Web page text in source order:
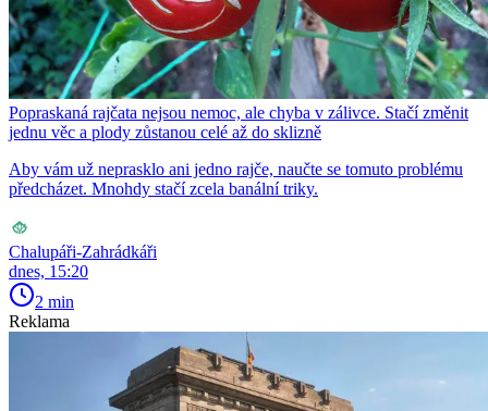
Popraskaná rajčata nejsou nemoc, ale chyba v zálivce. Stačí změnit
jednu věc a plody zůstanou celé až do sklizně
Aby vám už neprasklo ani jedno rajče, naučte se tomuto problému
předcházet. Mnohdy stačí zcela banální triky.
Chalupáři-Zahrádkáři
dnes, 15:20
2 min
Reklama